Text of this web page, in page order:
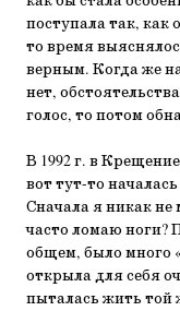
поступала так, как
то время
верным. Когда же
нет,
голос, то потом
В 1992 г. в
вот тут-то
Сначала я никак не
часто ломаю ноги?
общем, было много
открыла для себя
пыталась жить той